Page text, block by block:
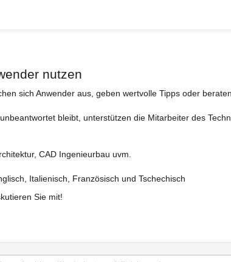
nutzen
sich Anwender aus, geben wertvolle Tipps oder
bleibt, unterstützen die Mitarbeiter des
CAD Ingenieurbau uvm.
Italienisch, Französisch und Tschechisch
Sie mit!